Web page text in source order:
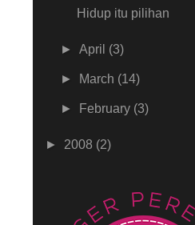
Hidup itu pilihan
►April (3)
► March (14)
► February (3)
► 2008 (2)